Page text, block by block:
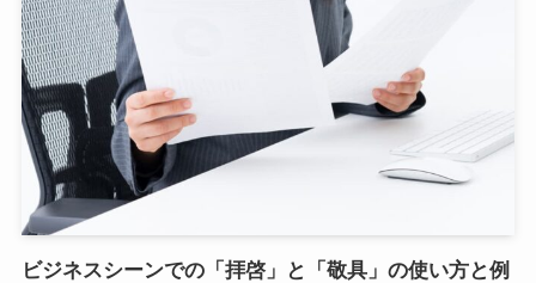
ビジネスシーンでの「拝啓」と「敬具」の使い方と例